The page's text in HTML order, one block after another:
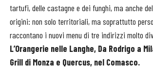
tartufi, delle castagne e dei funghi, ma anche
origini: non solo territoriali, ma soprattutto
raccontano i nuovi menu di tre indirizzi molto
L’Orangerie nelle Langhe, Da Rodrigo a
Grill di Monza e Quercus, nel Comasco.